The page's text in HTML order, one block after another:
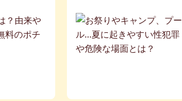
という名
...
く発生していることをご存じ
でしょうか。今...